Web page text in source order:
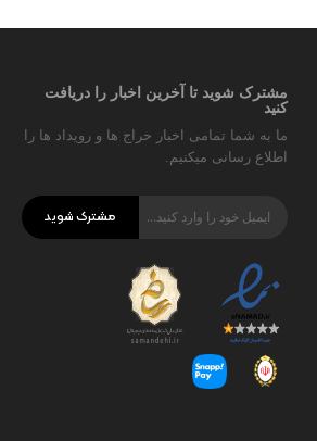
مشترک شوید تا آخرین اخبار را دریافت
کنید
ما به شما تمامی اخبار حراج ها و رویداد ها را
اطلاع رسانی میکنیم.
مشترک شوید